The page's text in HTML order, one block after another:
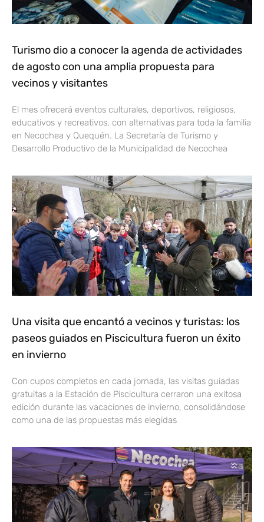
Turismo dio a conocer la agenda de actividades
de agosto con una amplia propuesta para
vecinos y visitantes
El mes ofrecerá eventos culturales, deportivos, religiosos,
educativos y recreativos, con alternativas para toda la familia
en Necochea y Quequén. La Secretaría de Turismo y
Desarrollo Productivo de la Municipalidad de Necochea
Una visita que encantó a vecinos y turistas: los
paseos guiados en Piscicultura fueron un éxito
en invierno
Con cupos completos en cada jornada, las visitas guiadas
gratuitas a la Estación de Piscicultura cerraron una exitosa
edición durante las vacaciones de invierno, consolidándose
como una de las propuestas más elegidas